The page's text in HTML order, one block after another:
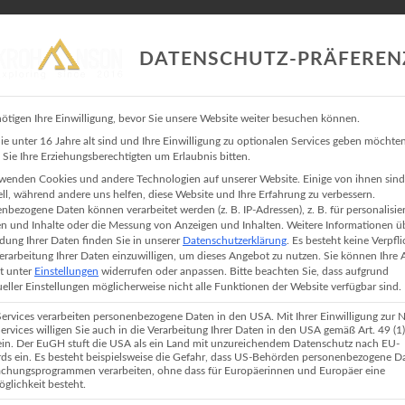
PORTFOLIO BLOG INFO KONTAKT KROHA
TEGELBERGSTEIG
18. Juni 2017 In Klettersteig
das Erste mal einen Klettersteig gehen wollen und sich den
TUT ES NICHT!!!Du bringst dich und andere in Gefahr. Der
bitte an der Einstiegsleiter vorbei gehen und den Gelbe Wand Steig
DATENSCHUTZ-
Ihre Einwilligung, bevor Sie unsere Website weiter besuchen können.
unter 16 Jahre alt sind und Ihre Einwilligung zu optionalen Services geben möchten,
Sie Ihre Erziehungsberechtigten um Erlaubnis bitten.
Cookies und andere Technologien auf unserer Website. Einige von ihnen sind
während andere uns helfen, diese Website und Ihre Erfahrung zu verbessern.
Daten können verarbeitet werden (z. B. IP-Adressen), z. B. für
und Inhalte oder die Messung von Anzeigen und Inhalten. Weitere Informationen
Ihrer Daten finden Sie in unserer Datenschutzerklärung Es besteht keine
Ihrer Daten einzuwilligen, um dieses Angebot zu nutzen. Sie können Ihre
unter Einstellungen widerrufen oder anpassen.
Bitte beachten Sie, dass aufgrund
Einstellungen möglicherweise nicht alle Funktionen der Website verfügbar sind.
verarbeiten personenbezogene Daten in den USA. Mit Ihrer Einwilligung zur
willigen Sie auch in die Verarbeitung Ihrer Daten in den USA gemäß Art. 49
Der EuGH stuft die USA als ein Land mit unzureichendem Datenschutz nach EU-
ein. Es besteht beispielsweise die Gefahr, dass US-Behörden personenbezogene
verarbeiten, ohne dass für Europäerinnen und Europäer eine
besteht.